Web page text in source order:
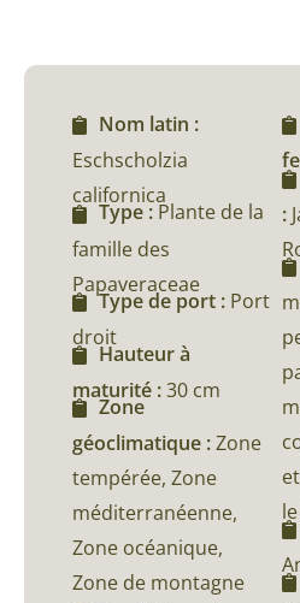
Nom latin :
Eschscholzia
californica
Type : Plante de la
famille des
Papaveraceae
Type de port : Port
droit
Hauteur à
maturité :30 cm
Zone
géoclimatique :Zone
tempérée, Zone
méditerranéenne,
Zone océanique,
Zone de montagne
: